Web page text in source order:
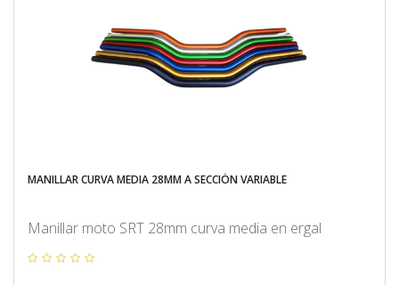
MANILLAR CURVA MEDIA 28MM A SECCIÓN VARIABLE
Manillar moto SRT 28mm curva media en ergal